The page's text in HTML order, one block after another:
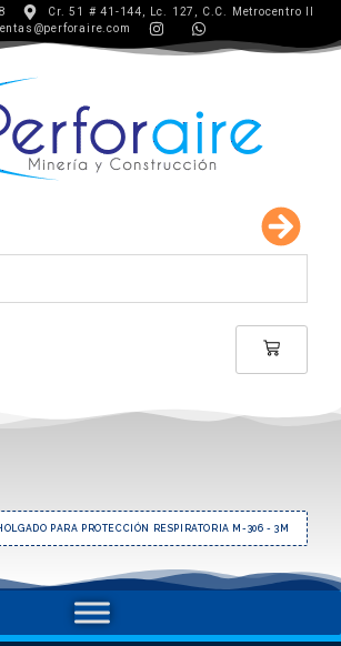
Cr. 51 # 41-144, Lc. 127, C.C. Metrocentro II
PARA PROTECCIÓN RESPIRATORIA M-306 - 3M